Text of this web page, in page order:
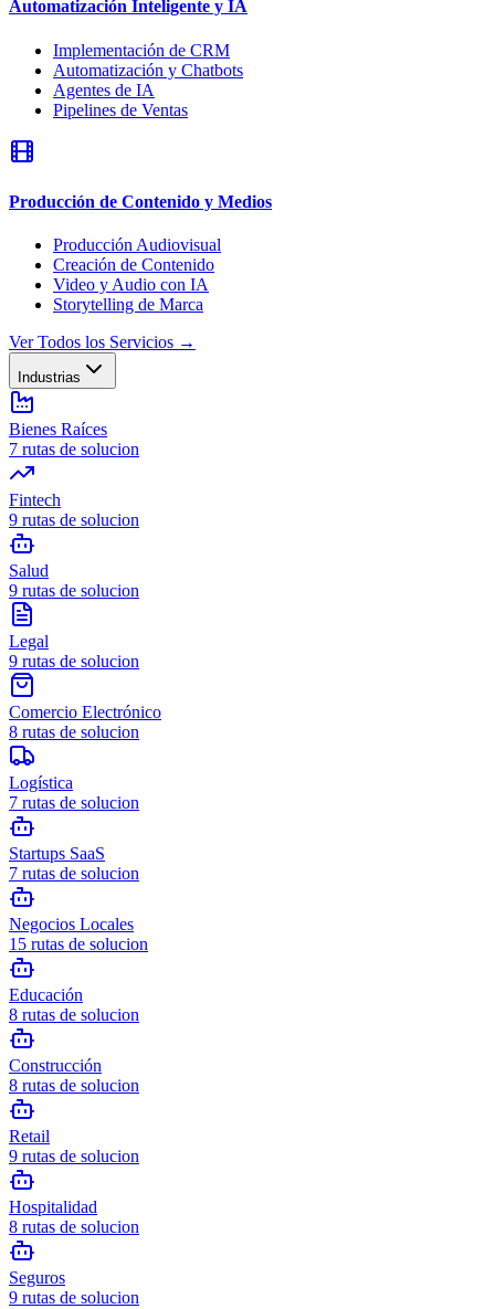
Automatización Inteligente y IA
Implementación de CRM
Automatización y Chatbots
Agentes de IA
Pipelines de Ventas
Producción de Contenido y Medios
Producción Audiovisual
Creación de Contenido
Video y Audio con IA
Storytelling de Marca
Ver Todos los Servicios →
Industrias
Bienes Raíces
7 rutas de solucion
Fintech
9 rutas de solucion
Salud
9 rutas de solucion
Legal
9 rutas de solucion
Comercio Electrónico
8 rutas de solucion
Logística
7 rutas de solucion
Startups SaaS
7 rutas de solucion
Negocios Locales
15 rutas de solucion
Educación
8 rutas de solucion
Construcción
8 rutas de solucion
Retail
9 rutas de solucion
Hospitalidad
8 rutas de solucion
Seguros
9 rutas de solucion